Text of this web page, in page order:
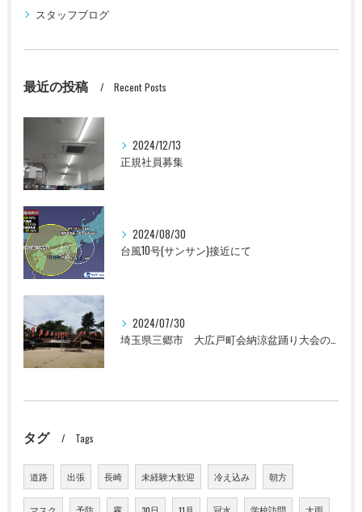
スタッフブログ
最近の投稿 Recent Posts
2024/12/13
正規社員募集
2024/08/30
台風10号(サンサン)接近にて
2024/07/30
埼玉県三郷市 大広戸町会納涼盆踊り大会のお知らせ 2024
タグ Tags
道路 出張 長崎 未経験大歓迎 冷え込み 朝方